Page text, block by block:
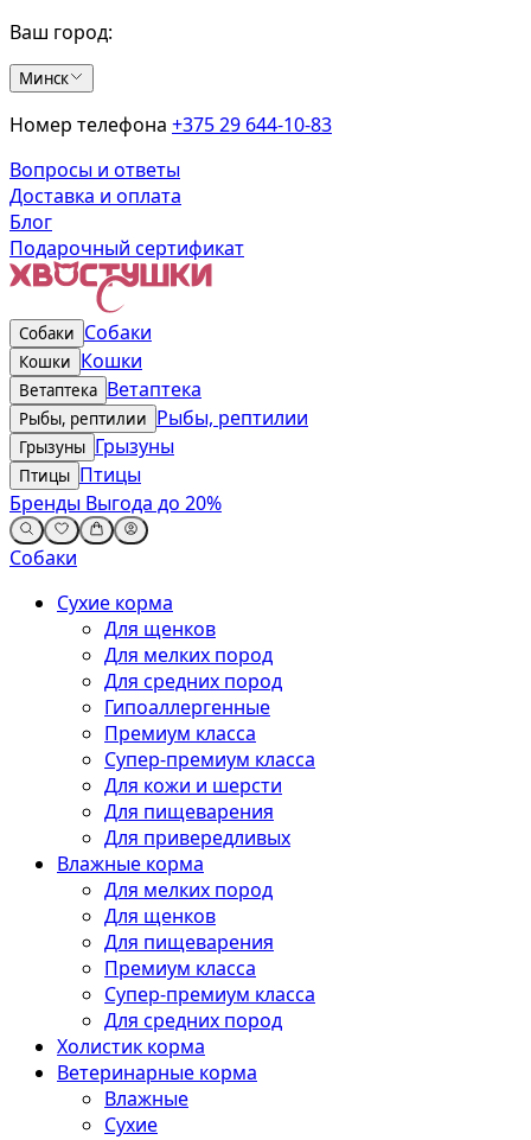
Ваш город:
Минск
Номер телефона +375 29 644-10-83
Вопросы и ответы
Доставка и оплата
Блог
Подарочный сертификат
Собаки Собаки
Кошки Кошки
Ветаптека Ветаптека
Рыбы, рептилии Рыбы, рептилии
Грызуны Грызуны
Птицы Птицы
Бренды Выгода до 20%
Собаки
Сухие корма
Для щенков
Для мелких пород
Для средних пород
Гипоаллергенные
Премиум класса
Супер-премиум класса
Для кожи и шерсти
Для пищеварения
Для привередливых
Влажные корма
Для мелких пород
Для щенков
Для пищеварения
Премиум класса
Супер-премиум класса
Для средних пород
Холистик корма
Ветеринарные корма
Влажные
Сухие